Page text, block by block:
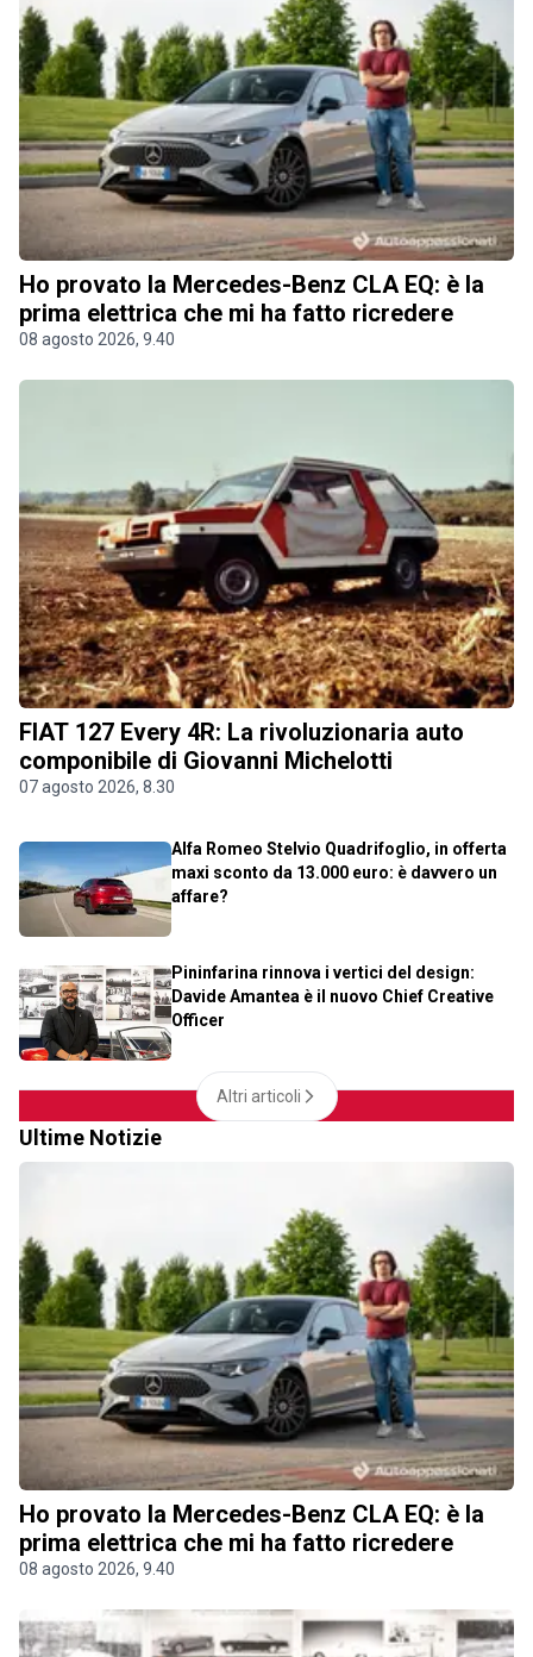
Ho provato la Mercedes-Benz CLA EQ: è la
prima elettrica che mi ha fatto ricredere
08 agosto 2026, 9.40
FIAT 127 Every 4R: La rivoluzionaria auto
componibile di Giovanni Michelotti
07 agosto 2026, 8.30
Alfa Romeo Stelvio Quadrifoglio, in offerta
maxi sconto da 13.000 euro: è davvero un
affare?
Pininfarina rinnova i vertici del design:
Davide Amantea è il nuovo Chief Creative
Officer
Altri articoli
Ultime Notizie
Ho provato la Mercedes-Benz CLA EQ: è la
prima elettrica che mi ha fatto ricredere
08 agosto 2026, 9.40